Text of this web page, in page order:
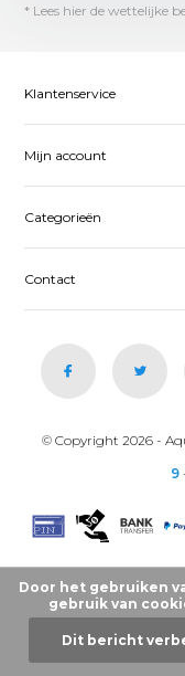
* Lees hier de wettelijke
Klantenservice
Mijn account
Categorieën
Contact
© Copyright 2026 -
9
Door het gebruiken
gebruik van
Dit bericht